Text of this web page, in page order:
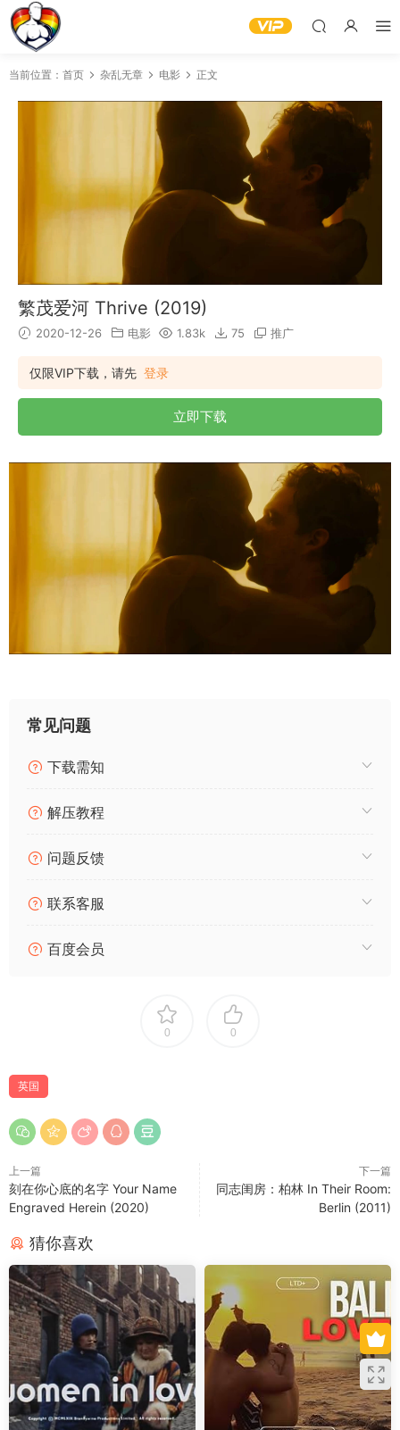
当前位置： 首页 杂乱无章 电影 正文
繁茂爱河 Thrive (2019)
2020-12-26 电影 1.83k 75 推广
仅限VIP下载，请先 登录
立即下载
常见问题
下载需知
解压教程
问题反馈
联系客服
百度会员
0 0
英国
上一篇
刻在你心底的名字 Your Name
Engraved Herein (2020)
下一篇
同志闺房：柏林 In Their Room:
Berlin (2011)
猜你喜欢